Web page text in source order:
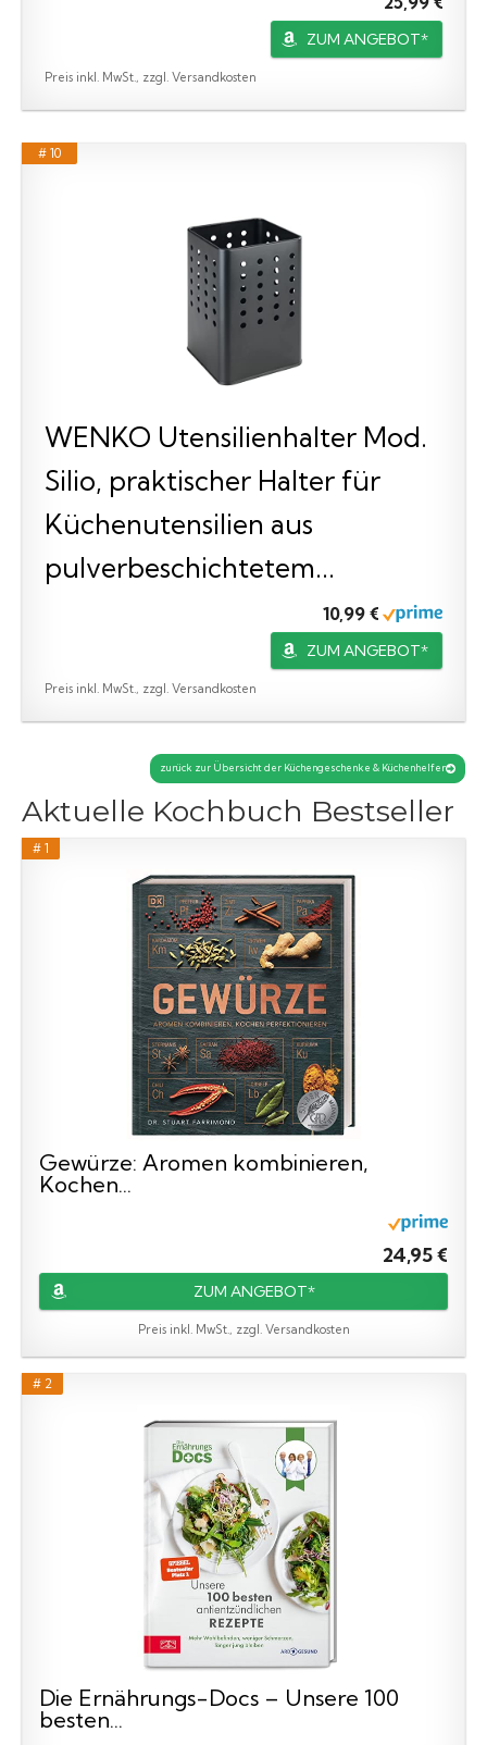
ZUM ANGEBOT*
Preis inkl. MwSt., zzgl. Versandkosten
# 10
WENKO Utensilienhalter Mod.
Silio, praktischer Halter für
Küchenutensilien aus
pulverbeschichtetem...
10,99 €
ZUM ANGEBOT*
Preis inkl. MwSt., zzgl. Versandkosten
zurück zur Übersicht der Küchengeschenke & Küchenhelfer
Aktuelle Kochbuch Bestseller
# 1
Gewürze: Aromen kombinieren,
Kochen...
24,95 €
ZUM ANGEBOT*
Preis inkl. MwSt., zzgl. Versandkosten
# 2
Die Ernährungs-Docs – Unsere 100
besten...